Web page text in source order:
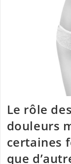
Le rôle
douleurs
certaines
que